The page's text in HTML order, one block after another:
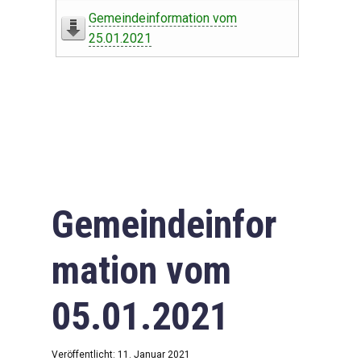
Gemeindeinformation vom
25.01.2021
Gemeindeinfor
mation vom
05.01.2021
Veröffentlicht: 11. Januar 2021